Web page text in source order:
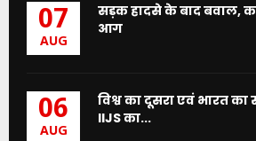
07
AUG
सड़क हादसे के बाद बवाल,
आग
06
AUG
विश्व का दूसरा एवं भारत
IIJS का...